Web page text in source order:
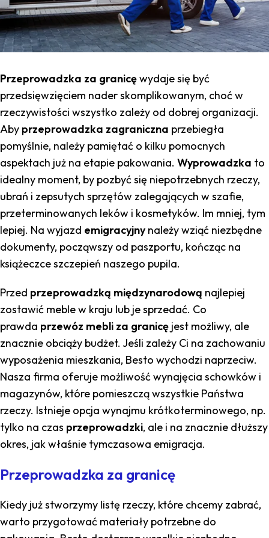
Przeprowadzka za granicęwydaje się być
przedsięwzięciem nader skomplikowanym, choć w
rzeczywistości wszystko zależy od dobrej organizacji.
Aby przeprowadzka zagraniczna przebiegła
pomyślnie, należy pamiętać o kilku pomocnych
aspektach już na etapie pakowania. Wyprowadzka to
idealny moment, by pozbyć się niepotrzebnych rzeczy,
ubrań i zepsutych sprzętów zalegających w szafie,
przeterminowanych leków i kosmetyków. Im mniej, tym
lepiej. Na wyjazd emigracyjnynależy wziąć niezbędne
dokumenty, począwszy od paszportu, kończąc na
książeczce szczepień naszego pupila.
Przed przeprowadzką międzynarodową najlepiej
zostawić meble w kraju lub je sprzedać. Co
prawda przewóz mebli za granicę jest możliwy, ale
znacznie obciąży budżet. Jeśli zależy Ci na zachowaniu
wyposażenia mieszkania, Besto wychodzi naprzeciw.
Nasza firma oferuje możliwość wynajęcia schowków i
magazynów, które pomieszczą wszystkie Państwa
rzeczy. Istnieje opcja wynajmu krótkoterminowego, np.
tylko na czas przeprowadzki, ale i na znacznie dłuższy
okres, jak właśnie tymczasowa emigracja.
Przeprowadzka za granicę
Kiedy już stworzymy listę rzeczy, które chcemy zabrać,
warto przygotować materiały potrzebne do